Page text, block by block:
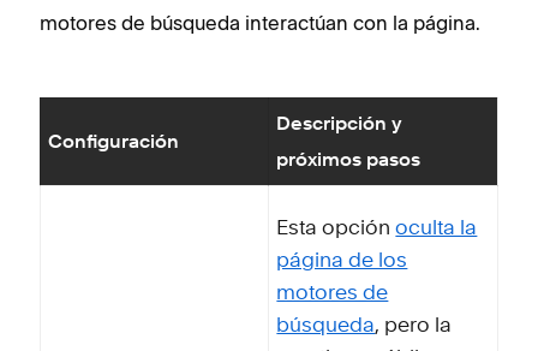
motores de búsqueda interactúan con la página.
Configuración
Descripción y
próximos pasos
Esta opciónoculta la
página de los
motores de
búsqueda, pero la